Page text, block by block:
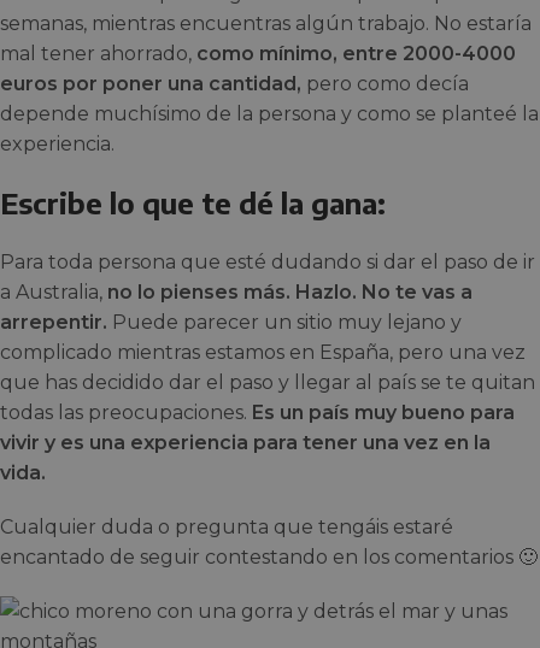
semanas, mientras encuentras algún trabajo. No estaría
mal tener ahorrado, como mínimo, entre 2000-4000
euros por poner una cantidad, pero como decía
depende muchísimo de la persona y como se planteé la
experiencia.
Escribe lo que te dé la gana:
Para toda persona que esté dudando si dar el paso de ir
a Australia, no lo pienses más. Hazlo. No te vas a
arrepentir. Puede parecer un sitio muy lejano y
complicado mientras estamos en España, pero una vez
que has decidido dar el paso y llegar al país se te quitan
todas las preocupaciones. Es un país muy bueno para
vivir y es una experiencia para tener una vez en la
vida.
Cualquier duda o pregunta que tengáis estaré
encantado de seguir contestando en los comentarios 🙂